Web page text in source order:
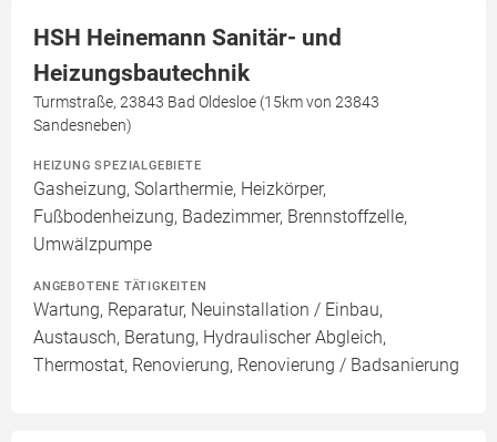
HSH Heinemann Sanitär- und
Heizungsbautechnik
Turmstraße, 23843 Bad Oldesloe (15km von 23843
Sandesneben)
HEIZUNG SPEZIALGEBIETE
Gasheizung, Solarthermie, Heizkörper,
Fußbodenheizung, Badezimmer, Brennstoffzelle,
Umwälzpumpe
ANGEBOTENE TÄTIGKEITEN
Wartung, Reparatur, Neuinstallation / Einbau,
Austausch, Beratung, Hydraulischer Abgleich,
Thermostat, Renovierung, Renovierung / Badsanierung